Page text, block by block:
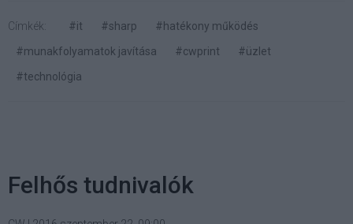
Címkék: #it #sharp
#hatékony működés
#munakfolyamatok javítása
#cwprint
#üzlet
#technológia
Felhős tudnivalók